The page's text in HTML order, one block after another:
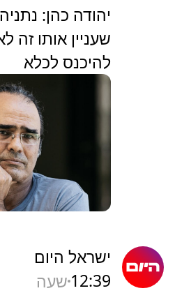
‏יהודה כהן:
שעניין אותו
להיכנס לכלא
ישראל היום
12:39 שעה